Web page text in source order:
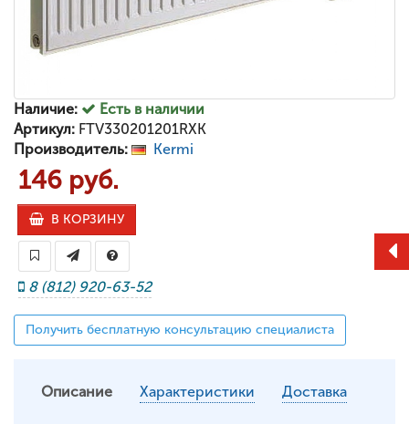
Наличие:
Есть в наличии
Артикул: FTV330201201RXK
Производитель:
Kermi
146 руб.
В КОРЗИНУ
8 (812) 920-63-52
Получить бесплатную консультацию специалиста
Описание Характеристики Доставка